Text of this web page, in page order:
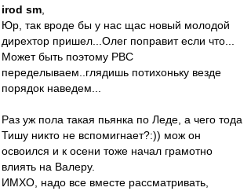
irod sm
Юр, так вроде бы у нас щас новый молодой
дирехтор пришел...Олег поправит если что...
Может быть поэтому РВС
переделываем..глядишь потихоньку везде
порядок наведем...
Раз уж пола такая пьянка по Леде, а чего тода
Тишу никто не вспомигнает?:)) мож он
освоился и к осени тоже начал грамотно
влиять на Валеру.
ИМХО, надо все вместе рассматривать,